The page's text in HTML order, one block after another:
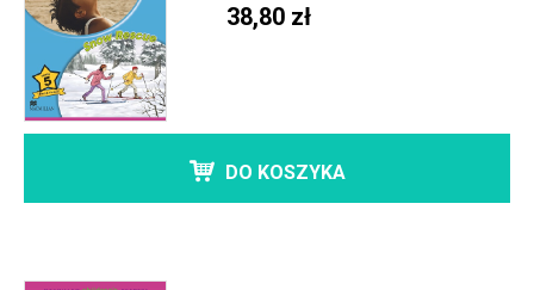
38,80 zł
DO KOSZYKA